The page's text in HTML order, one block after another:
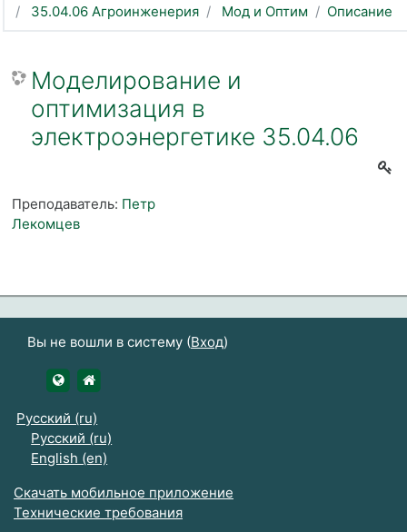
35.04.06 Агроинженерия
Мод и Оптим Описание
Моделирование и
оптимизация в
электроэнергетике 35.04.06
Преподаватель: Петр
Лекомцев
Вы не вошли в систему (Вход)
https://udsau.ru
Русский ‎(ru)‎
Русский ‎(ru)‎
English ‎(en)‎
Скачать мобильное приложение
Технические требования